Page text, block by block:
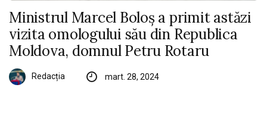
Ministrul Marcel Boloș a primit astăzi
vizita omologului său din Republica
Moldova, domnul Petru Rotaru
Redacția mart. 28, 2024